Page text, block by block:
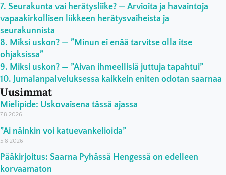
Seurakunta vai herätysliike? — Arvioita ja havaintoja
vapaakirkollisen liikkeen herätysvaiheista ja
seurakunnista
Miksi uskon? — ”Minun ei enää tarvitse olla itse
ohjaksissa”
Miksi uskon? — ”Aivan ihmeellisiä juttuja tapahtui”
Jumalanpalveluksessa kaikkein eniten odotan saarnaa
Uusimmat
Mielipide: Uskovaisena tässä ajassa
7.8.2026
”Ai näinkin voi katuevankelioida”
5.8.2026
Pääkirjoitus: Saarna Pyhässä Hengessä on edelleen
korvaamaton